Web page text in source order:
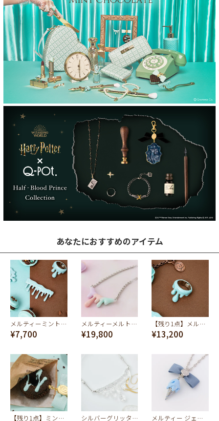
あなたにおすすめのアイテム
メルティーミントチョコレート ブローチ
¥7,700
メルティーメルト ネックレス(コットンキャンディー×シルバー)
¥19,800
【残り1点】メルトリング（ミントチョコレート）
¥13,200
【残り1点】ミントチョコレート ドーナッツ ネックレス シルバーグリッター メルト ネックレス メルティー ジェラート リボン ネックレス(マーブルシーソルト)